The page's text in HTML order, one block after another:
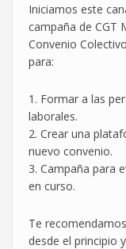
Iniciamos este
campaña de CGT
Convenio
para:
1. Formar a las
laborales.
2. Crear una
nuevo convenio.
3. Campaña para
en curso.
Te
desde el principio